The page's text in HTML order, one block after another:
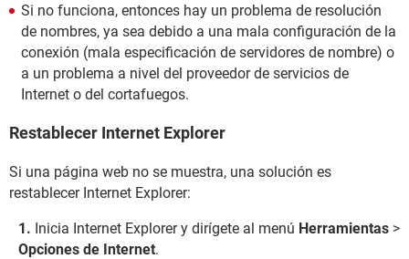
Si no funciona, entonces hay un problema de resolución
de nombres, ya sea debido a una mala configuración de la
conexión (mala especificación de servidores de nombre) o
a un problema a nivel del proveedor de servicios de
Internet o del cortafuegos.
Restablecer Internet Explorer
Si una página web no se muestra, una solución es
restablecer Internet Explorer:
Inicia Internet Explorer y dirígete al menú Herramientas >
Opciones de Internet.